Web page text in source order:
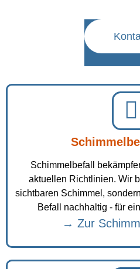
Schimmelbefall
aktuellen Richtlinien. Wir
sichtbaren Schimmel,
Befall nachhaltig - für
→ Zur